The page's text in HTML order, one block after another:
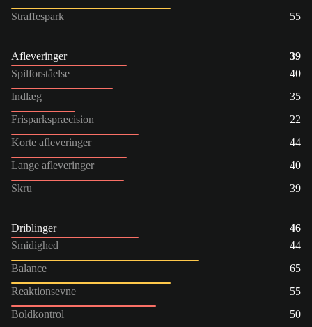
Straffespark
55
Afleveringer
39
Spilforståelse
40
Indlæg
35
Frisparkspræcision
22
Korte afleveringer
44
Lange afleveringer
40
Skru
39
Driblinger
46
Smidighed
44
Balance
65
Reaktionsevne
55
Boldkontrol
50